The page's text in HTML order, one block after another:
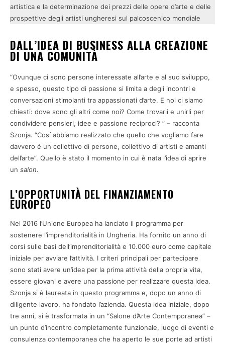
artistica e la determinazione dei prezzi delle opere d’arte e delle
prospettive degli artisti ungheresi sul palcoscenico mondiale
DALL’IDEA DI BUSINESS ALLA CREAZIONE
DI UNA COMUNITÀ
“Ovunque ci sono persone interessate all’arte e al suo sviluppo,
e spesso, questo tipo di passione si limita a degli incontri e
conversazioni stimolanti tra appassionati d’arte. E noi ci siamo
chiesti: dove sono gli altri come noi? Come trovarli e unirli per
condividere pensieri, idee e passione reciproci? ” – racconta
Szonja. “Cosí abbiamo realizzato che quello che vogliamo fare
davvero é un collettivo di persone, collettivo di artisti e amanti
dell’arte”. Quello è stato il momento in cui è nata l’idea di aprire
un salon.
L’OPPORTUNITÀ DEL FINANZIAMENTO
EUROPEO
Nel 2016 l’Unione Europea ha lanciato il programma per
sostenere l’imprenditorialità in Ungheria. Ha fornito un anno di
corsi sulle basi dell’imprenditorialità e 10.000 euro come capitale
iniziale per avviare l’attività. I criteri principali per partecipare
sono stati avere un’idea per la prima attività della propria vita,
essere giovani e avere una passione per realizzare questa idea.
Szonja si è laureata in questo programma e, dopo un anno di
diligente lavoro, ha fondato l’azienda. Questa idea iniziale, dopo
tre anni, si è trasformata in un “Salone d’Arte Contemporanea” –
un punto d’incontro completamente funzionale, luogo di eventi e
consulenza contemporanea che ha aperto le sue porte ad artisti